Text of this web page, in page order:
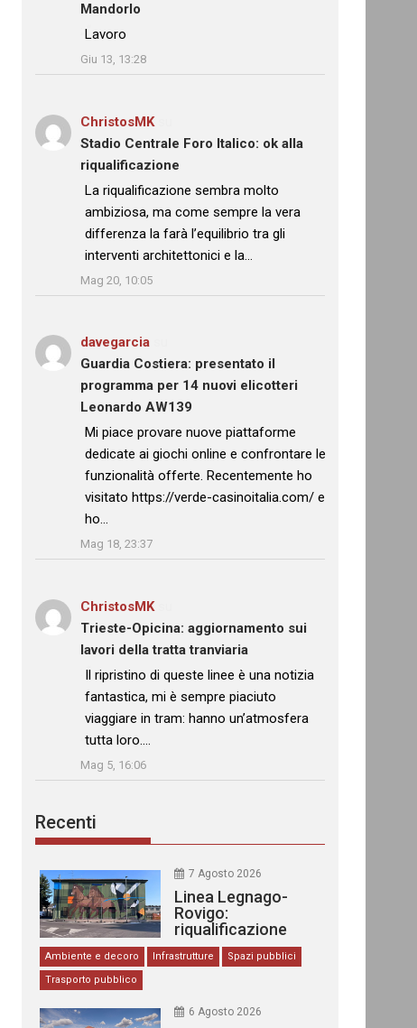
Mandorlo
: “Lavoro
Giu 13, 13:28
ChristosMKsu
Stadio Centrale Foro Italico: ok alla
riqualificazione
: “La riqualificazione sembra molto
ambiziosa, ma come sempre la vera
differenza la farà l’equilibrio tra gli
interventi architettonici e la…
Mag 20, 10:05
davegarcia
Guardia Costiera: presentato il
programma per 14 nuovi elicotteri
Leonardo AW139
: “
Mi piace provare nuove piattaforme
dedicate ai giochi online e confrontare le
funzionalità offerte. Recentemente ho
visitato https://verde-casinoitalia.com/ e
ho…
Mag 18, 23:37
ChristosMKsu
Trieste-Opicina: aggiornamento sui
lavori della tratta tranviaria
: “
Il ripristino di queste linee è una notizia
fantastica, mi è sempre piaciuto
viaggiare in tram: hanno un’atmosfera
tutta loro.…
Mag 5, 16:06
Recenti
7 Agosto 2026
Linea Legnago-
Rovigo:
riqualificazione
delle stazioni
Ambiente e decoro Infrastrutture
Spazi pubblici
Trasporto pubblico
6 Agosto 2026